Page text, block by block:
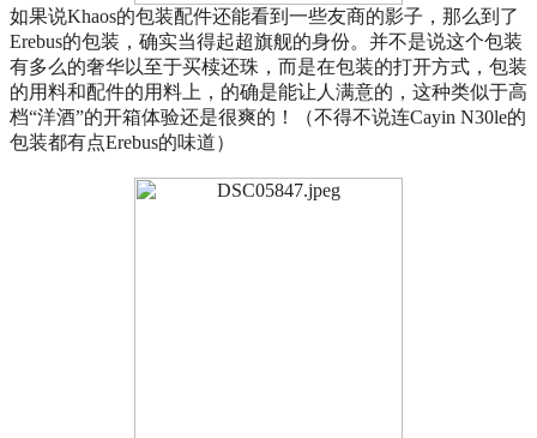
如果说Khaos的包装配件还能看到一些友商的影子，那么到了
Erebus的包装，确实当得起超旗舰的身份。并不是说这个包装
有多么的奢华以至于买椟还珠，而是在包装的打开方式，包装
的用料和配件的用料上，的确是能让人满意的，这种类似于高
档“洋酒”的开箱体验还是很爽的！（不得不说连Cayin N30le的
包装都有点Erebus的味道）